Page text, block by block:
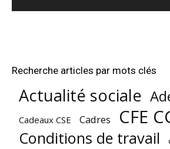
Recherche articles par mots clés
Actualité sociale
Cadeaux CSE Cadres CFE
Conditions de travail